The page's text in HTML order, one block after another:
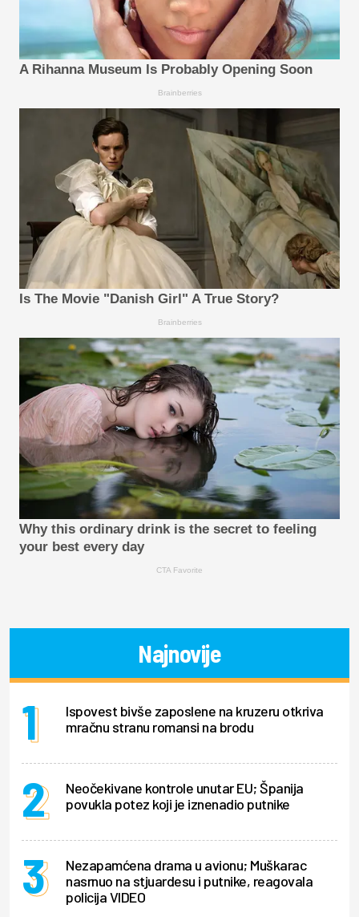
A Rihanna Museum Is Probably Opening Soon
Brainberries
Is The Movie "Danish Girl" A True Story?
Brainberries
Why this ordinary drink is the secret to feeling
your best every day
CTA Favorite
Najnovije
Ispovest bivše zaposlene na kruzeru otkriva
mračnu stranu romansi na brodu
Neočekivane kontrole unutar EU; Španija
povukla potez koji je iznenadio putnike
Nezapamćena drama u avionu; Muškarac
nasrnuo na stjuardesu i putnike, reagovala
policija VIDEO